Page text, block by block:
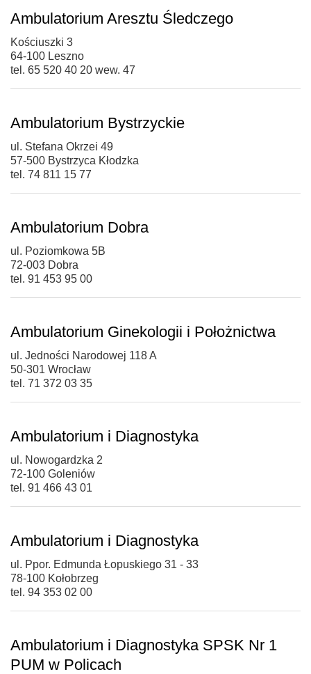
Ambulatorium Aresztu Śledczego
Kościuszki 3
64-100 Leszno
tel. 65 520 40 20 wew. 47
Ambulatorium Bystrzyckie
ul. Stefana Okrzei 49
57-500 Bystrzyca Kłodzka
tel. 74 811 15 77
Ambulatorium Dobra
ul. Poziomkowa 5B
72-003 Dobra
tel. 91 453 95 00
Ambulatorium Ginekologii i Położnictwa
ul. Jedności Narodowej 118 A
50-301 Wrocław
tel. 71 372 03 35
Ambulatorium i Diagnostyka
ul. Nowogardzka 2
72-100 Goleniów
tel. 91 466 43 01
Ambulatorium i Diagnostyka
ul. Ppor. Edmunda Łopuskiego 31 - 33
78-100 Kołobrzeg
tel. 94 353 02 00
Ambulatorium i Diagnostyka SPSK Nr 1
PUM w Policach